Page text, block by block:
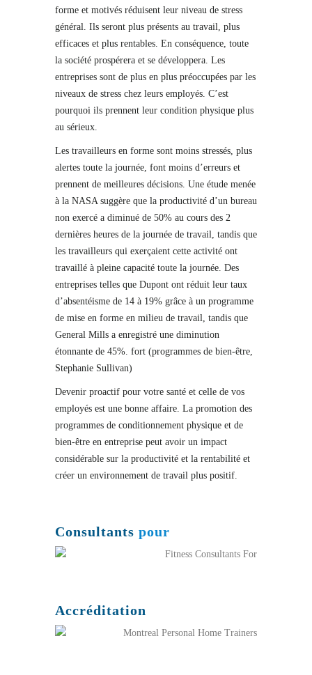
forme et motivés réduisent leur niveau de stress
général. Ils seront plus présents au travail, plus
efficaces et plus rentables. En conséquence, toute
la société prospérera et se développera. Les
entreprises sont de plus en plus préoccupées par les
niveaux de stress chez leurs employés. C’est
pourquoi ils prennent leur condition physique plus
au sérieux.
Les travailleurs en forme sont moins stressés, plus
alertes toute la journée, font moins d’erreurs et
prennent de meilleures décisions. Une étude menée
à la NASA suggère que la productivité d’un bureau
non exercé a diminué de 50% au cours des 2
dernières heures de la journée de travail, tandis que
les travailleurs qui exerçaient cette activité ont
travaillé à pleine capacité toute la journée. Des
entreprises telles que Dupont ont réduit leur taux
d’absentéisme de 14 à 19% grâce à un programme
de mise en forme en milieu de travail, tandis que
General Mills a enregistré une diminution
étonnante de 45%. fort (programmes de bien-être,
Stephanie Sullivan)
Devenir proactif pour votre santé et celle de vos
employés est une bonne affaire. La promotion des
programmes de conditionnement physique et de
bien-être en entreprise peut avoir un impact
considérable sur la productivité et la rentabilité et
créer un environnement de travail plus positif.
Consultants pour
Accréditation